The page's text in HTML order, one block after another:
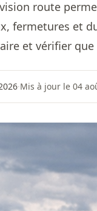
route
fermetures et
et vérifier
·Mis à jour le 04